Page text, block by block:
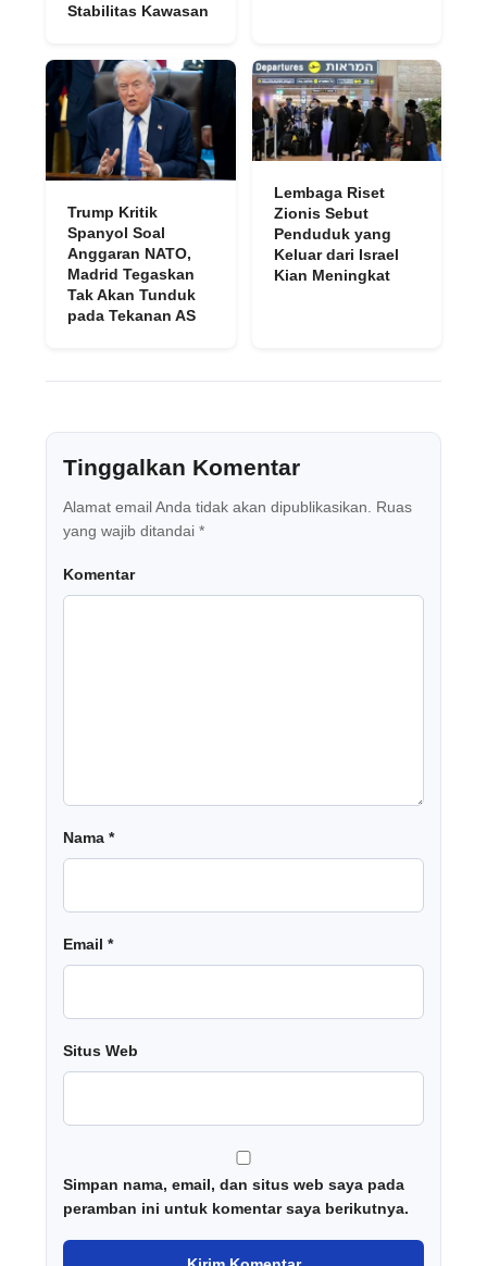
Stabilitas Kawasan
Trump Kritik
Spanyol Soal
Anggaran NATO,
Madrid Tegaskan
Tak Akan Tunduk
pada Tekanan AS
Lembaga Riset
Zionis Sebut
Penduduk yang
Keluar dari Israel
Kian Meningkat
Tinggalkan Komentar
Alamat email Anda tidak akan dipublikasikan.
Ruas
yang wajib ditandai *
Komentar
Nama *
Email *
Situs Web
Simpan nama, email, dan situs web saya pada
peramban ini untuk komentar saya berikutnya.